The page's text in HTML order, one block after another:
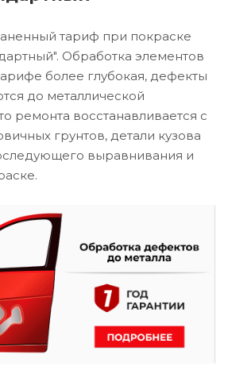
тариф при покраске
Обработка элементов
более глубокая, дефекты
до металлической
ремонта восстанавливается с
грунтов, детали кузова
выравнивания и